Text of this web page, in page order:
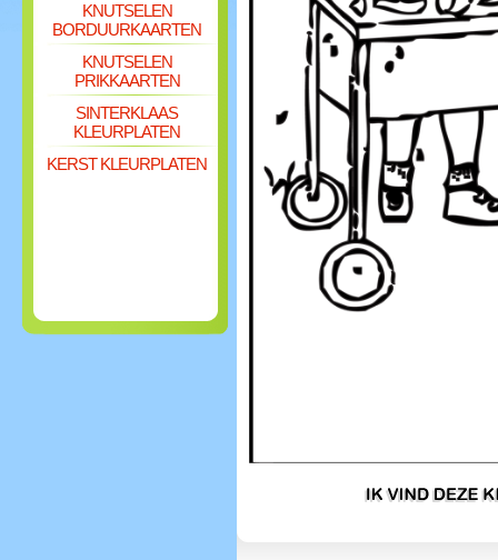
KNUTSELEN
BORDUURKAARTEN
KNUTSELEN
PRIKKAARTEN
SINTERKLAAS
KLEURPLATEN
KERST KLEURPLATEN